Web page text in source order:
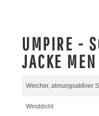
UMPIRE -
JACKE MEN
Weicher, atmungsaktiver
Winddicht